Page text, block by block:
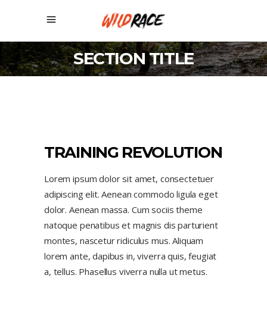
SECTION TITLE
TRAINING REVOLUTION
Lorem ipsum dolor sit amet, consectetuer
adipiscing elit. Aenean commodo ligula eget
dolor. Aenean massa. Cum sociis theme
natoque penatibus et magnis dis parturient
montes, nascetur ridiculus mus. Aliquam
lorem ante, dapibus in, viverra quis, feugiat
a, tellus. Phasellus viverra nulla ut metus.